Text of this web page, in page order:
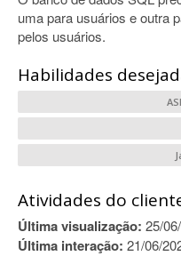
uma para usuários e outra
pelos usuários.
Habilidades
Atividades do
Última visualização: 25/
Última interação: 21/06/